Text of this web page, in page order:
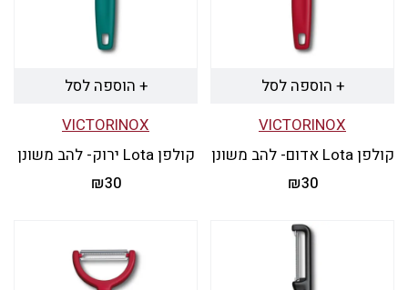
+ הוספה לסל
VICTORINOX
קולפן Lota אדום- להב משונן
₪30
+ הוספה לסל
VICTORINOX
קולפן Lota ירוק- להב משונן
₪30